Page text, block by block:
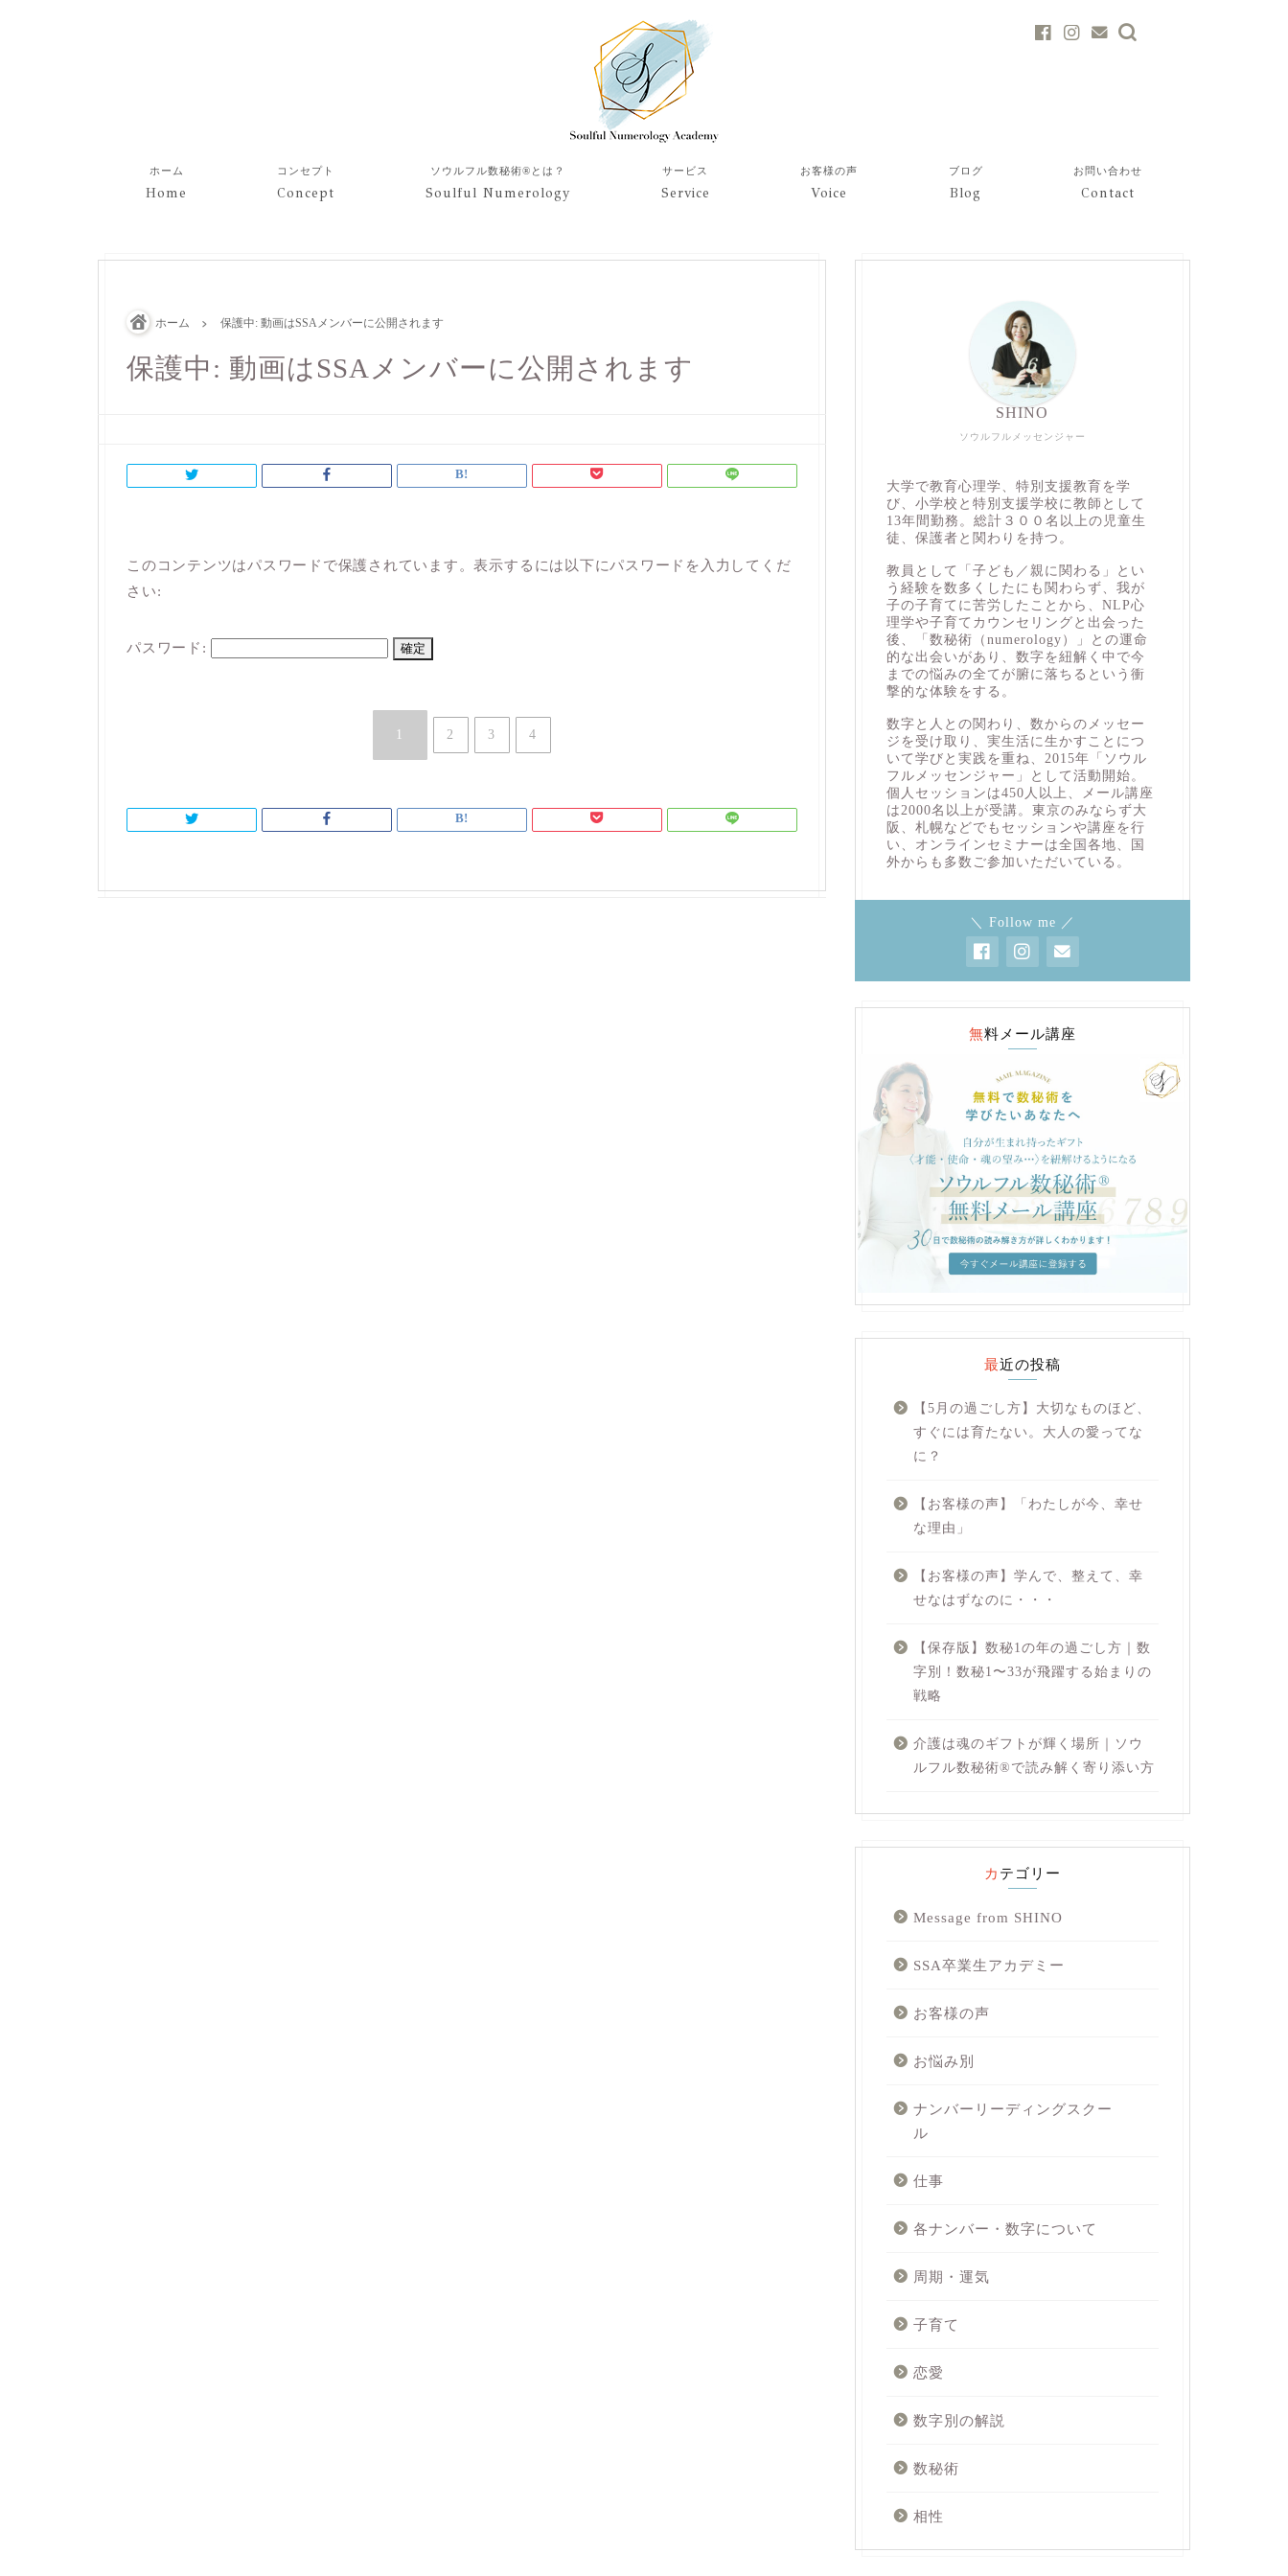
ホーム
Home
コンセプト
Concept
ソウルフル数秘術®︎とは？
Soulful Numerology
サービス
Service
お客様の声
Voice
ブログ
Blog
お問い合わせ
Contact
ホーム 保護中: 動画はSSAメンバーに公開されます
保護中: 動画はSSAメンバーに公開されます
このコンテンツはパスワードで保護されています。表示するには以下にパスワードを入力してくだ
さい:
パスワード:
1 2 3 4
ソウルフルメッセンジャー
SHINO
大学で教育心理学、特別支援教育を学
び、小学校と特別支援学校に教師として
13年間勤務。総計３００名以上の児童生
徒、保護者と関わりを持つ。
教員として「子ども／親に関わる」とい
う経験を数多くしたにも関わらず、我が
子の子育てに苦労したことから、NLP心
理学や子育てカウンセリングと出会った
後、「数秘術（numerology）」との運命
的な出会いがあり、数字を紐解く中で今
までの悩みの全てが腑に落ちるという衝
撃的な体験をする。
数字と人との関わり、数からのメッセー
ジを受け取り、実生活に生かすことにつ
いて学びと実践を重ね、2015年「ソウル
フルメッセンジャー」として活動開始。
個人セッションは450人以上、メール講座
は2000名以上が受講。東京のみならず大
阪、札幌などでもセッションや講座を行
い、オンラインセミナーは全国各地、国
外からも多数ご参加いただいている。
＼ Follow me ／
無料メール講座
最近の投稿
【5月の過ごし方】大切なものほど、
すぐには育たない。大人の愛ってな
に？
【お客様の声】「わたしが今、幸せ
な理由」
【お客様の声】学んで、整えて、幸
せなはずなのに・・・
【保存版】数秘1の年の過ごし方｜数
字別！数秘1〜33が飛躍する始まりの
戦略
介護は魂のギフトが輝く場所｜ソウ
ルフル数秘術®︎で読み解く寄り添い方
カテゴリー
Message from SHINO
SSA卒業生アカデミー
お客様の声
お悩み別
ナンバーリーディングスクー
ル
仕事
各ナンバー・数字について
周期・運気
子育て
恋愛
数字別の解説
数秘術
相性